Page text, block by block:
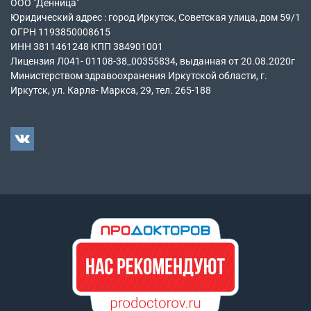
ООО "Денница"
Юридический адрес : город Иркутск, Советская улица, дом 59/1
ОГРН 1193850008615
ИНН 3811461248 КПП 384901001
Лицензия Л041- 01108-38_00355834, выданная от 20.08.2020г
Министерством здравоохранения Иркутской области, г.
Иркутск, ул. Карла- Маркса, 29, тел. 265-188